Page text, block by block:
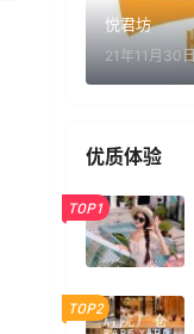
悦君坊
21年11月30日
优质体验
TOP1
TOP2